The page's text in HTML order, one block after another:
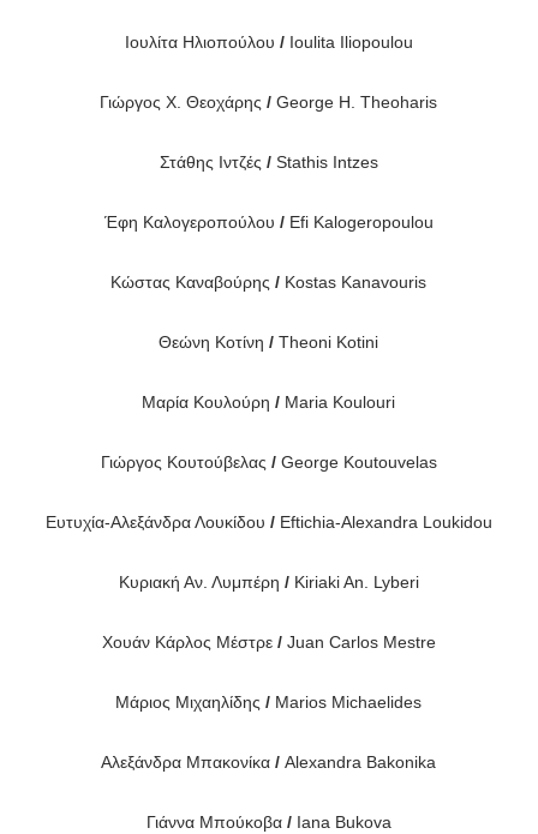
Ιουλίτα Ηλιοπούλου / Ioulita Iliopoulou
Γιώργος Χ. Θεοχάρης/George H. Theoharis
Στάθης Ιντζές / Stathis Intzes
Έφη Καλογεροπούλου / Efi Kalogeropoulou
Κώστας Καναβούρης/ Kostas Kanavouris
Θεώνη Κοτίνη/Theoni Kotini
Μαρία Κουλούρη/ Maria Koulouri
Γιώργος Κουτούβελας / George Koutouvelas
Ευτυχία-Αλεξάνδρα Λουκίδου / Eftichia-Alexandra Loukidou
Κυριακή Αν. Λυμπέρη / Κiriaki An. Lyberi
Χουάν Κάρλος Μέστρε / Juan Carlos Mestre
Μάριος Μιχαηλίδης/ Marios Michaelides
Αλεξάνδρα Μπακονίκα/Alexandra Bakonika
Γιάννα Μπούκοβα / Iana Bukova